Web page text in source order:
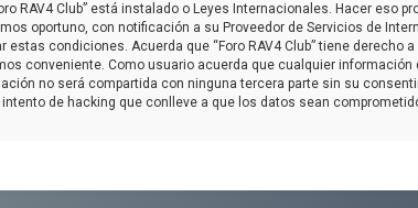
RAV4 Club” está instalado o Leyes Internacionales. Hacer eso
oportuno, con notificación a su Proveedor de Servicios de
condiciones. Acuerda que “Foro RAV4 Club” tiene derecho
conveniente. Como usuario acuerda que cualquier
no será compartida con ninguna tercera parte sin su
de hacking que conlleve a que los datos sean